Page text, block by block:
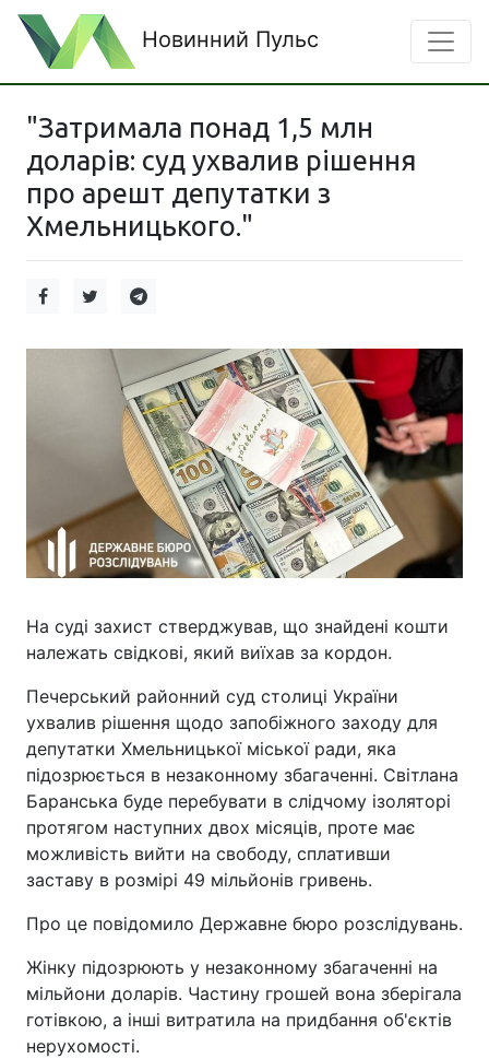
Новинний Пульс
"Затримала понад 1,5 млн
доларів: суд ухвалив рішення
про арешт депутатки з
Хмельницького."
На суді захист стверджував, що знайдені кошти
належать свідкові, який виїхав за кордон.
Печерський районний суд столиці України
ухвалив рішення щодо запобіжного заходу для
депутатки Хмельницької міської ради, яка
підозрюється в незаконному збагаченні. Світлана
Баранська буде перебувати в слідчому ізоляторі
протягом наступних двох місяців, проте має
можливість вийти на свободу, сплативши
заставу в розмірі 49 мільйонів гривень.
Про це повідомило Державне бюро розслідувань.
Жінку підозрюють у незаконному збагаченні на
мільйони доларів. Частину грошей вона зберігала
готівкою, а інші витратила на придбання об'єктів
нерухомості.